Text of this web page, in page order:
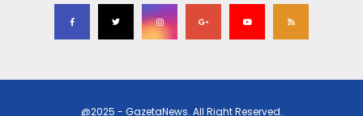
@2025 - GazetaNews. All Right Reserved.